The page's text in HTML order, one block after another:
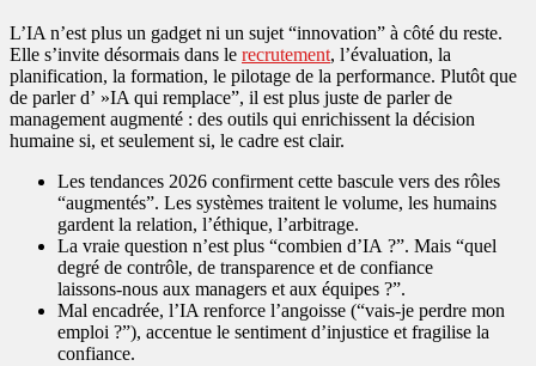
L’IA n’est plus un gadget ni un sujet “innovation” à côté du reste.
Elle s’invite désormais dans le recrutement, l’évaluation, la
planification, la formation, le pilotage de la performance. Plutôt que
de parler d’ »IA qui remplace”, il est plus juste de parler de
management augmenté : des outils qui enrichissent la décision
humaine si, et seulement si, le cadre est clair.
Les tendances 2026 confirment cette bascule vers des rôles
“augmentés”. Les systèmes traitent le volume, les humains
gardent la relation, l’éthique, l’arbitrage.
La vraie question n’est plus “combien d’IA ?”. Mais “quel
degré de contrôle, de transparence et de confiance
laissons‑nous aux managers et aux équipes ?”.
Mal encadrée, l’IA renforce l’angoisse (“vais‑je perdre mon
emploi ?”), accentue le sentiment d’injustice et fragilise la
confiance.